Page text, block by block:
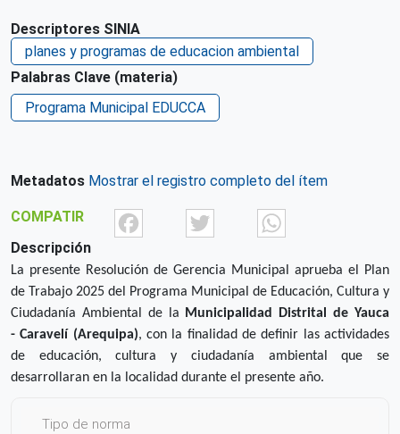
Descriptores SINIA
planes y programas de educacion ambiental
Palabras Clave (materia)
Programa Municipal EDUCCA
Metadatos Mostrar el registro completo del ítem
COMPATIR FacebookTwitter
Descripción
La presente Resolución de Gerencia Municipal aprueba el Plan
de Trabajo 2025 del Programa Municipal de Educación, Cultura y
Ciudadanía Ambiental de la
Municipalidad Distrital deYauca
-Caravelí (Arequipa), con la finalidad de definir las actividades
de educación, cultura y ciudadanía ambiental que se
desarrollaran en la localidad durante el presente año.
Tipo de norma